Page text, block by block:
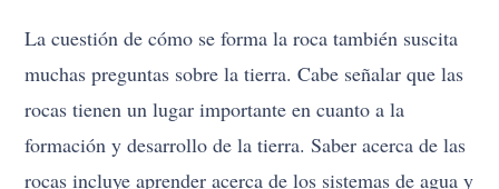
La cuestión de cómo se forma la roca también suscita
muchas preguntas sobre la tierra. Cabe señalar que las
rocas tienen un lugar importante en cuanto a la
formación y desarrollo de la tierra. Saber acerca de las
rocas incluye aprender acerca de los sistemas de agua y